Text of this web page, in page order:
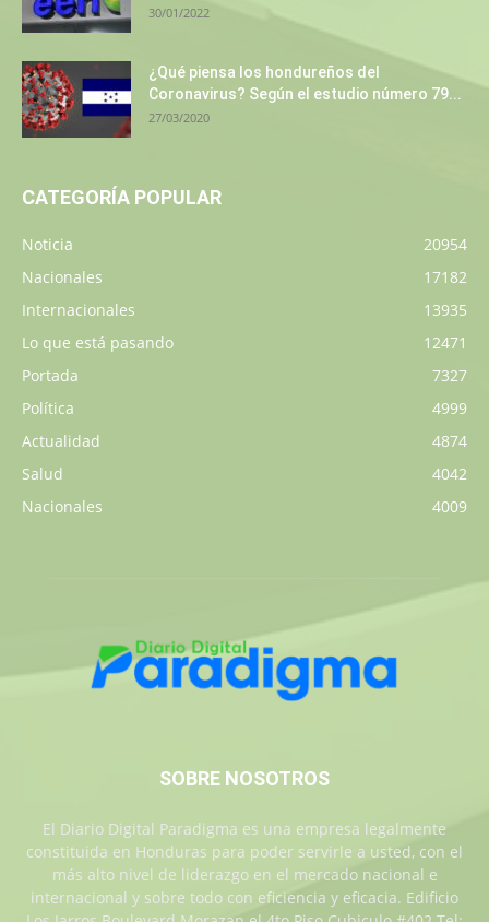
30/01/2022
¿Qué piensa los hondureños del
Coronavirus? Según el estudio número 79...
27/03/2020
CATEGORÍA POPULAR
Noticia
20954
Nacionales
17182
Internacionales
13935
Lo que está pasando
12471
Portada
7327
Política
4999
Actualidad
4874
Salud
4042
Nacionales
4009
SOBRE NOSOTROS
El Diario Digital Paradigma es una empresa legalmente
constituida en Honduras para poder servirle a usted, con el
más alto nivel de liderazgo en el mercado nacional e
internacional y sobre todo con eficiencia y eficacia. Edificio